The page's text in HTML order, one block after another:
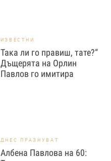
ИЗВЕСТНИ
Така ли го правиш, тате?“
Дъщерята на Орлин
Павлов го имитира
ДНЕС ПРАЗНУВАТ
Албена Павлова на 60: